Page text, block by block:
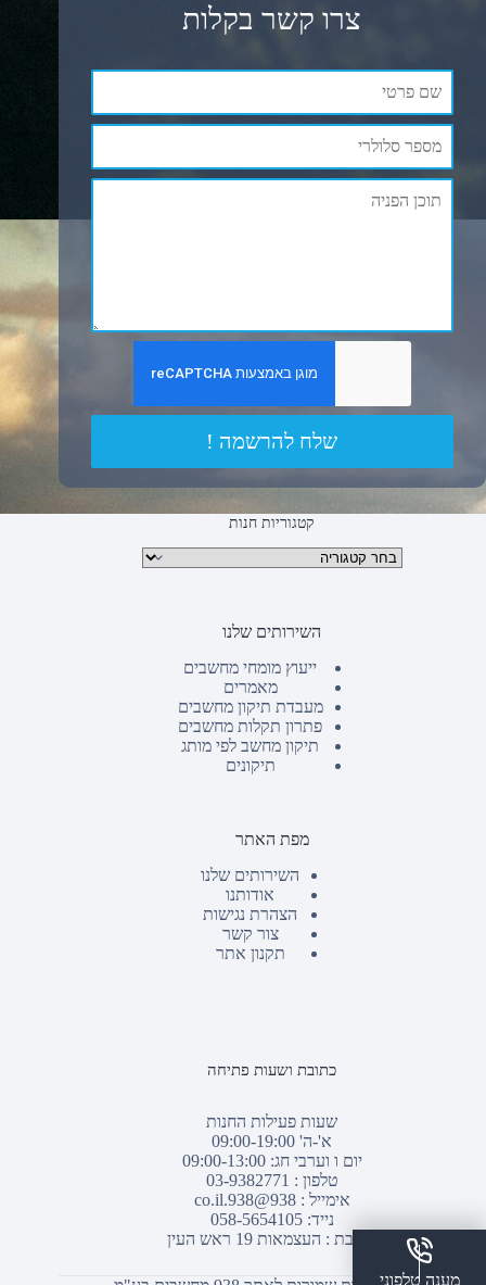
צרו קשר בקלות
שלח להרשמה !
קטגוריות חנות
קטגוריות מוצרים
השירותים שלנו
ייעוץ מומחי מחשבים
מאמרים
מעבדת תיקון מחשבים
פתרון תקלות מחשבים
תיקון מחשב לפי מותג
תיקונים
מפת האתר
השירותים שלנו
אודותנו
הצהרת נגישות
צור קשר
תקנון אתר
כתובת ושעות פתיחה
שעות פעילות החנות
א'-ה' 09:00-19:00
יום ו וערבי חג: 09:00-13:00
טלפון : 03-9382771
אימייל :938@938.co.il
נייד: 058-5654105
כתובת : העצמאות 19 ראש העין
מענה טלפוני